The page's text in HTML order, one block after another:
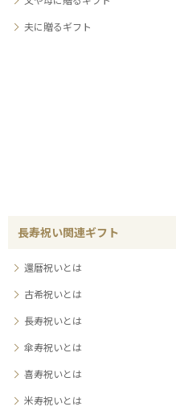
夫に贈るギフト
長寿祝い関連ギフト
還暦祝いとは
古希祝いとは
長寿祝いとは
傘寿祝いとは
喜寿祝いとは
米寿祝いとは